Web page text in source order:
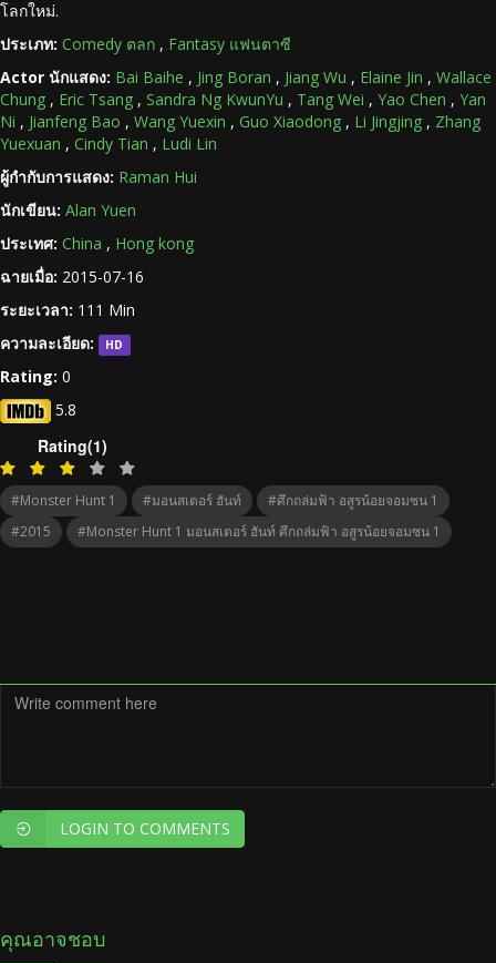
โลกใหม่.
ประเภท: Comedy ตลก , Fantasy แฟนตาซี
Actor นักแสดง: Bai Baihe , Jing Boran , Jiang Wu , Elaine Jin , Wallace
Chung , Eric Tsang , Sandra Ng KwunYu , Tang Wei , Yao Chen , Yan
Ni , Jianfeng Bao , Wang Yuexin , Guo Xiaodong , Li Jingjing , Zhang
Yuexuan , Cindy Tian , Ludi Lin
ผู้กำกับการแสดง: Raman Hui
นักเขียน: Alan Yuen
ประเทศ: China , Hong kong
ฉายเมื่อ: 2015-07-16
ระยะเวลา: 111 Min
ความละเอียด:
HD
Rating: 0
5.8
Rating(1)
#Monster Hunt 1 #มอนสเตอร์ ฮันท์
#ศึกถล่มฟ้า อสูรน้อยจอมซน 1
#2015
#Monster Hunt 1 มอนสเตอร์ ฮันท์ ศึกถล่มฟ้า อสูรน้อยจอมซน 1
LOGIN TO COMMENTS
คุณอาจชอบ